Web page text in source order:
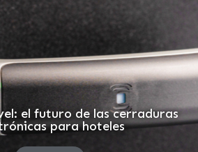
el futuro de las cerraduras
para hoteles